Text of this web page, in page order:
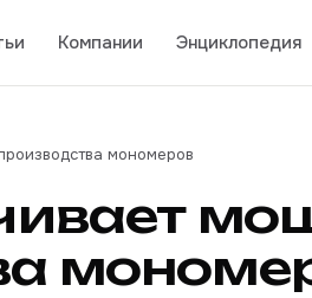
Компании Энциклопедия
мономеров